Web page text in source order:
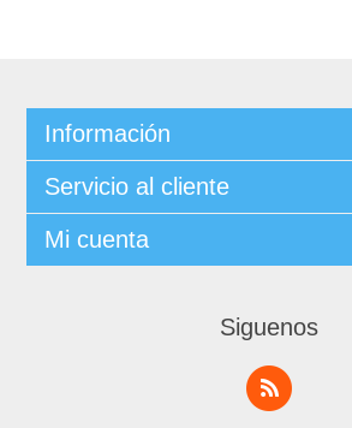
Información
Servicio al cliente
Mi cuenta
Siguenos